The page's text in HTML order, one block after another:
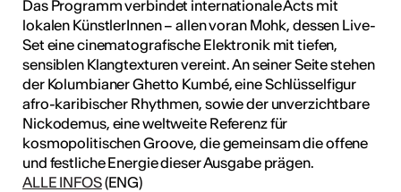
Das Programm verbindet internationale Acts mit
lokalen KünstlerInnen – allen voran Mohk, dessen Live-
Set eine cinematografische Elektronik mit tiefen,
sensiblen Klangtexturen vereint. An seiner Seite stehen
der Kolumbianer Ghetto Kumbé, eine Schlüsselfigur
afro-karibischer Rhythmen, sowie der unverzichtbare
Nickodemus, eine weltweite Referenz für
kosmopolitischen Groove, die gemeinsam die offene
und festliche Energie dieser Ausgabe prägen.
ALLE INFOS(ENG)